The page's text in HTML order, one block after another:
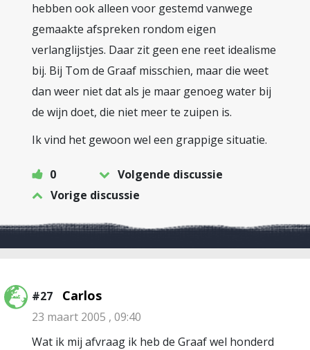
hebben ook alleen voor gestemd vanwege
gemaakte afspreken rondom eigen
verlanglijstjes. Daar zit geen ene reet idealisme
bij. Bij Tom de Graaf misschien, maar die weet
dan weer niet dat als je maar genoeg water bij
de wijn doet, die niet meer te zuipen is.
Ik vind het gewoon wel een grappige situatie.
0
Volgende discussie
Vorige discussie
#27 Carlos
23 maart 2005 , 09:40
Wat ik mij afvraag ik heb de Graaf wel honderd